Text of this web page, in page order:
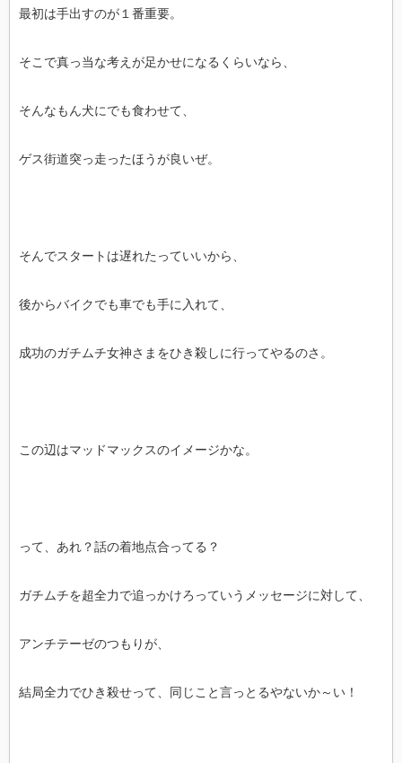
最初は手出すのが１番重要。
そこで真っ当な考えが足かせになるくらいなら、
そんなもん犬にでも食わせて、
ゲス街道突っ走ったほうが良いぜ。
そんでスタートは遅れたっていいから、
後からバイクでも車でも手に入れて、
成功のガチムチ女神さまをひき殺しに行ってやるのさ。
この辺はマッドマックスのイメージかな。
って、あれ？話の着地点合ってる？
ガチムチを超全力で追っかけろっていうメッセージに対して、
アンチテーゼのつもりが、
結局全力でひき殺せって、同じこと言っとるやないか～い！